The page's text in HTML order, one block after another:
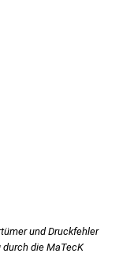
und Druckfehler
die MaTecK